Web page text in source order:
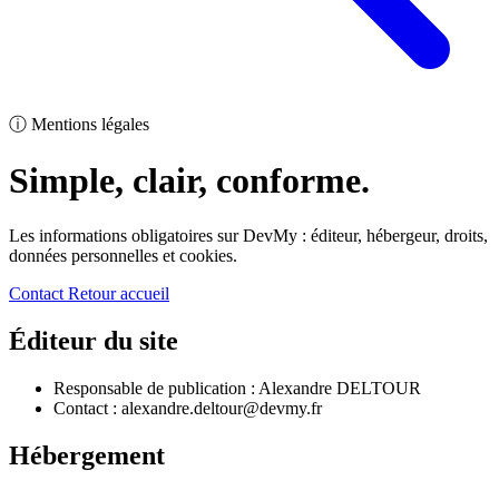
ⓘ Mentions légales
Simple, clair, conforme.
Les informations obligatoires sur DevMy : éditeur, hébergeur, droits,
données personnelles et cookies.
Contact Retour accueil
Éditeur du site
Responsable de publication : Alexandre DELTOUR
Contact : alexandre.deltour@devmy.fr
Hébergement